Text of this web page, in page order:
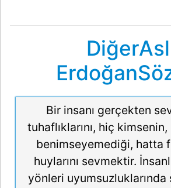
Bir insanı gerçekten
tuhaflıklarını, hiç
benimseyemediği, hatta
huylarını sevmektir.
yönleri uyumsuzluklarında